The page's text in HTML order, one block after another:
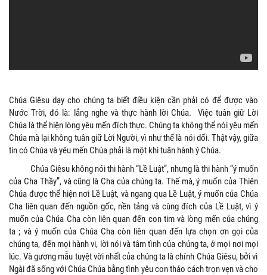
Chúa Giêsu dạy cho chúng ta biết điều kiện cần phải có để được vào
Nước Trời, đó là: lắng nghe và thực hành lời Chúa. Việc tuân giữ Lời
Chúa là thể hiện lòng yêu mến đích thực. Chúng ta không thể nói yêu mến
Chúa mà lại không tuân giữ Lời Người, vì như thế là nói dối. Thật vậy, giữa
tin có Chúa và yêu mến Chúa phải là một khi tuân hành ý Chúa.
Chúa Giêsu không nói thi hành “Lề Luật”, nhưng là thi hành “ý muốn
của Cha Thầy”, và cũng là Cha của chúng ta. Thế mà, ý muốn của Thiên
Chúa được thể hiện nơi Lề Luật, và ngang qua Lề Luật, ý muốn của Chúa
Cha liên quan đến nguồn gốc, nền tảng và cùng đích của Lề Luật, vì ý
muốn của Chúa Cha còn liên quan đến con tim và lòng mến của chúng
ta ; và ý muốn của Chúa Cha còn liên quan đến lựa chọn ơn gọi của
chúng ta, đến mọi hành vi, lời nói và tâm tình của chúng ta, ở mọi nơi mọi
lúc. Và gương mẫu tuyệt vời nhất của chúng ta là chính Chúa Giêsu, bởi vì
Ngài đã sống với Chúa Chúa bằng tình yêu con thảo cách trọn vẹn và cho